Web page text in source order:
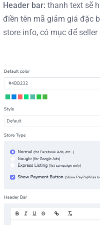
Header bar: thanh text sẽ
điền tên mã giảm giá đặc
store info, có mục để